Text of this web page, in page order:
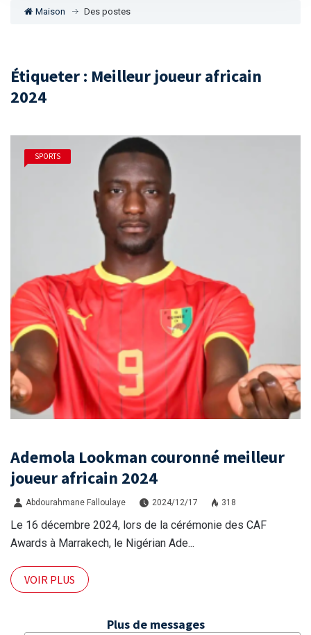
Maison Des postes
Étiqueter : Meilleur joueur africain
2024
SPORTS
Ademola Lookman couronné meilleur
joueur africain 2024
Abdourahmane Falloulaye 2024/12/17 318
Le 16 décembre 2024, lors de la cérémonie des CAF
Awards à Marrakech, le Nigérian Ade...
VOIR PLUS
Plus de messages